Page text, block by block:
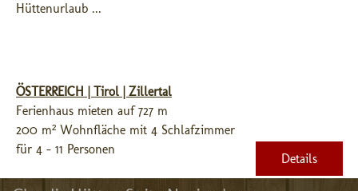
Hüttenurlaub ...
ÖSTERREICH | Tirol | Zillertal
Ferienhaus mieten auf 727 m
200 m² Wohnfläche mit 4 Schlafzimmer
für 4 - 11 Personen
Details